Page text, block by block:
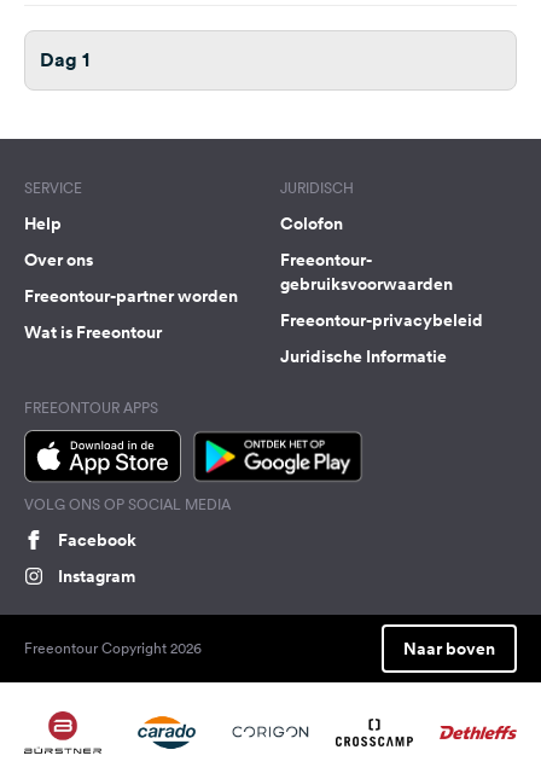
Dag 1
SERVICE
Help
Over ons
Freeontour-partner worden
Wat is Freeontour
JURIDISCH
Colofon
Freeontour-
gebruiksvoorwaarden
Freeontour-privacybeleid
Juridische Informatie
FREEONTOUR APPS
VOLG ONS OP SOCIAL MEDIA
Facebook
Instagram
Freeontour Copyright 2026 Naar boven